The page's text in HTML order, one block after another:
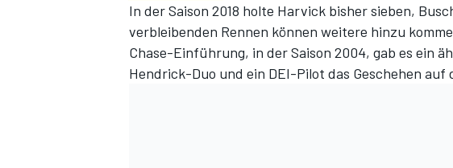
In der Saison 2018 holte Harvick bisher sieben,
verbleibenden Rennen können weitere hinzu
Chase-Einführung, in der Saison 2004, gab es ein
Hendrick-Duo und ein DEI-Pilot das Geschehen auf